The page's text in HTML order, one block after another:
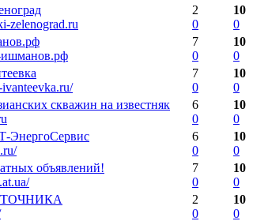
zelenograd.ru
2
0
10
0
ишманов.рф
7
0
10
0
7
0
10
0
скважин на известняк
6
0
10
0
6
0
10
0
объявлений!
7
0
10
0
2
0
10
0